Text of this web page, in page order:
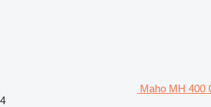
Maho MH 400
4